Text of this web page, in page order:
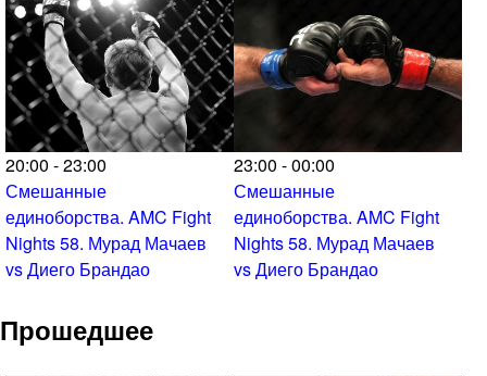
20:00 - 23:00
Смешанные
единоборства. AMC Fight
Nights 58. Мурад Мачаев
vs Диего Брандао
23:00 - 00:00
Смешанные
единоборства. AMC Fight
Nights 58. Мурад Мачаев
vs Диего Брандао
Прошедшее